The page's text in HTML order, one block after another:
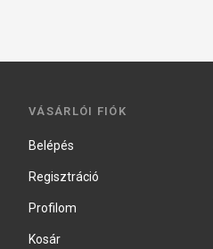
VÁSÁRLÓI FIÓK
Belépés
Regisztráció
Profilom
Kosár